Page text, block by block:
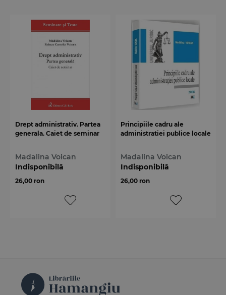
Drept administrativ. Partea
generala. Caiet de seminar
Madalina Voican
Indisponibilă
26,00 ron
Principiile cadru ale
administratiei publice locale
Madalina Voican
Indisponibilă
26,00 ron